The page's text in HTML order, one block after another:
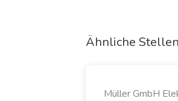
Ähnliche
Müller GmbH